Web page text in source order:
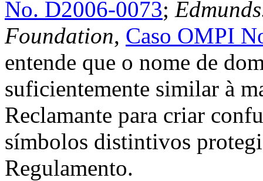
No. D2006-0073;
Foundation, Caso OMPI
entende que o nome de
suficientemente similar à
Reclamante para criar
símbolos distintivos
Regulamento.